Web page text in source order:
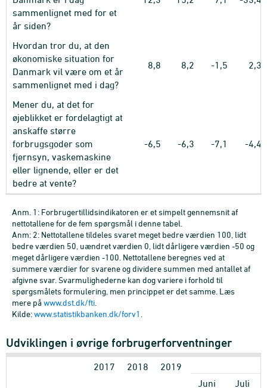
sammenlignet med for et
år siden?
Hvordan tror du, at den
økonomiske situation for
Danmark vil være om et år
sammenlignet med i dag?
8,8 8,2 -1,5 2,3
Mener du, at det for
øjeblikket er fordelagtigt at
anskaffe større
forbrugsgoder som
fjernsyn, vaskemaskine
eller lignende, eller er det
bedre at vente?
-6,5 -6,3 -7,1 -4,4
Anm. 1: Forbrugertillidsindikatoren er et simpelt gennemsnit af
nettotallene for de fem spørgsmål i denne tabel.
Anm: 2: Nettotallene tildeles svaret meget bedre værdien 100, lidt
bedre værdien 50, uændret værdien 0, lidt dårligere værdien -50 og
meget dårligere værdien -100. Nettotallene beregnes ved at
summere værdier for svarene og dividere summen med antallet af
afgivne svar. Svarmulighederne kan dog variere i forhold til
spørgsmålets formulering, men princippet er det samme. Læs
mere påwww.dst.dk/fti
Kilde:www.statistikbanken.dk/forv1
Udviklingen i øvrige forbrugerforventninger
2017 2018
2019
Juni
Juli